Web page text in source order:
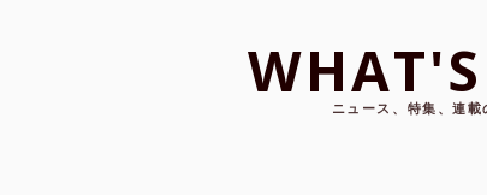
ニュース、特集、連載